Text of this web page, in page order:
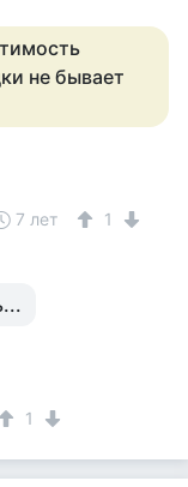
не бывает
7 лет 1
1